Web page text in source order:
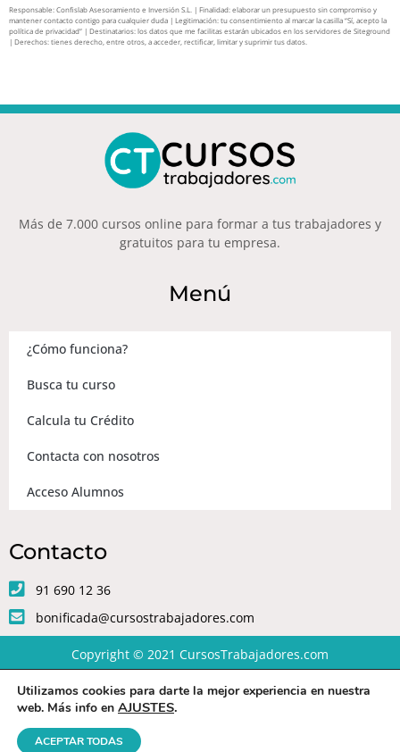
Responsable: Confislab Asesoramiento e Inversión S.L. | Finalidad: elaborar un presupuesto sin compromiso y
mantener contacto contigo para cualquier duda | Legitimación: tu consentimiento al marcar la casilla “Sí, acepto la
política de privacidad” | Destinatarios: los datos que me facilitas estarán ubicados en los servidores de Siteground
| Derechos: tienes derecho, entre otros, a acceder, rectificar, limitar y suprimir tus datos.
Más de 7.000 cursos online para formar a tus trabajadores y
gratuitos para tu empresa.
Menú
¿Cómo funciona?
Busca tu curso
Calcula tu Crédito
Contacta con nosotros
Acceso Alumnos
Contacto
91 690 12 36
bonificada@cursostrabajadores.com
Copyright © 2021 CursosTrabajadores.com
Aviso Legal| Política de Privacidad Condiciones de compra
Utilizamos cookies para darte la mejor experiencia en nuestra
web. Más info en AJUSTES.
ACEPTAR TODAS